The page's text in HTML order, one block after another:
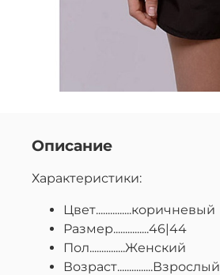
Описание
Характеристики:
Цвет...............коричневый
Размер...............46|44
Пол...............Женский
Возраст...............Взрослый